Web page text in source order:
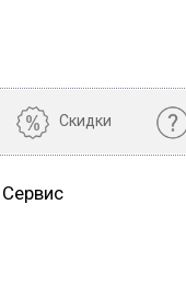
Скидки
Сервис